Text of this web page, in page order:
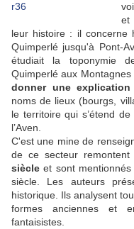
et
leur histoire : il concerne
Quimperlé jusqu'à Pont-
étudiait la toponymie
Quimperlé aux Montagnes
donner une explication
noms de lieux (bourgs,
le territoire qui s’étend
l’Aven.
C'est une mine de
de ce secteur remontent
siècle et sont
siècle. Les auteurs
historique. Ils analysent
formes anciennes et
fantaisistes.